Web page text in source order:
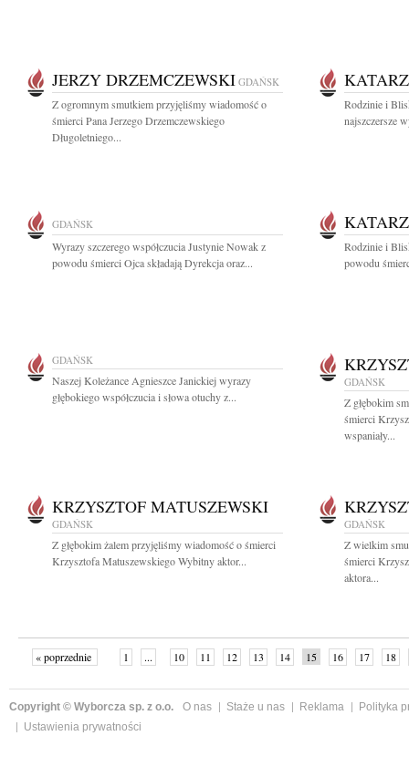
JERZY DRZEMCZEWSKI GDAŃSK
Z ogromnym smutkiem przyjęliśmy wiadomość o
śmierci Pana Jerzego Drzemczewskiego
Długoletniego...
Rodzinie i
najszczersze
GDAŃSK
Wyrazy szczerego współczucia Justynie Nowak z
powodu śmierci Ojca składają Dyrekcja oraz...
Rodzinie i
powodu
GDAŃSK
Naszej Koleżance Agnieszce Janickiej wyrazy
głębokiego współczucia i słowa otuchy z...
GDAŃSK
Z głębokim
śmierci
wspaniały...
KRZYSZTOF MATUSZEWSKI
GDAŃSK
Z głębokim żalem przyjęliśmy wiadomość o śmierci
Krzysztofa Matuszewskiego Wybitny aktor...
GDAŃSK
Z wielkim
śmierci
aktora...
« poprzednie 1 ... 10 11 12 13 14 15 16 17
18
Copyright © Wyborcza sp. z o.o. O nas Staże u nas Reklama
Polityka
Ustawienia prywatności